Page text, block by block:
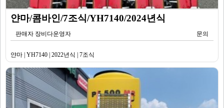
얀마/콤바인/7조식/YH7140/2024년식
판매자 장비다운영자 문의
얀마 | YH7140 | 2022년식 | 7조식